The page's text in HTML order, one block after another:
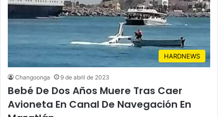
HARDNEWS
Changoonga 9 de abril de 2023
Bebé De Dos Años Muere Tras Caer
Avioneta En Canal De Navegación En